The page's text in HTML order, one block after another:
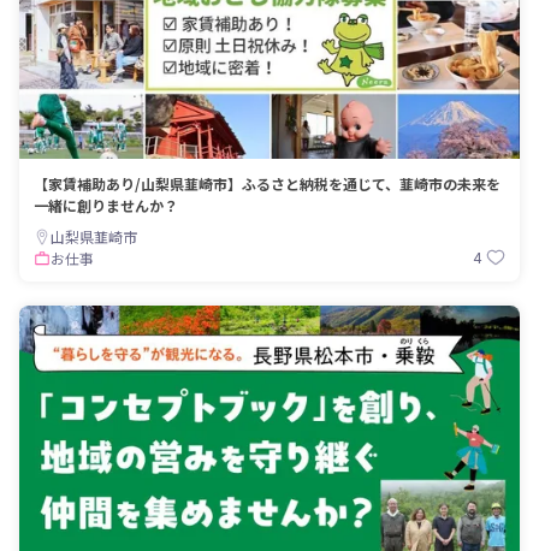
【家賃補助あり/山梨県韮崎市】ふるさと納税を通じて、韮崎市の未来を
一緒に創りませんか？
山梨県韮崎市
お仕事
4